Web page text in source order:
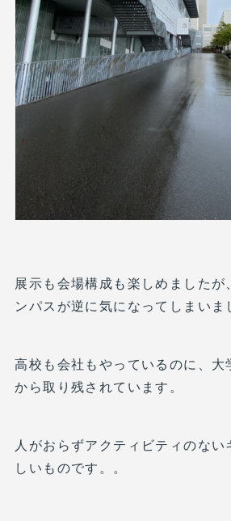
展示も会場構成も楽しめましたが
ンパスが逆に気になってしまいま
高校も会社もやっているのに、大
から取り残されています。
人がおらずアクティビティのない
しいものです。。